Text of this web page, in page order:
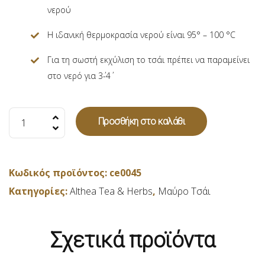
νερού
Η ιδανική θερμοκρασία νερού είναι 95° – 100 °C
Για τη σωστή εκχύλιση το τσάι πρέπει να παραμείνει
στο νερό για 3΄-4΄
-
250gr
Προσθήκη στο καλάθι
Κωδικός προϊόντος: ce0045
Κατηγορίες:Althea Tea & Herbs, Μαύρο Τσάι
Σχετικά προϊόντα